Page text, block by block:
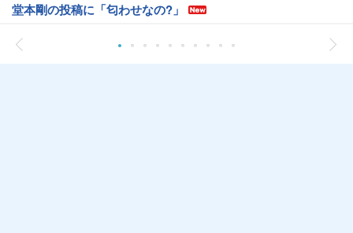
堂本剛の投稿に「匂わせなの?」